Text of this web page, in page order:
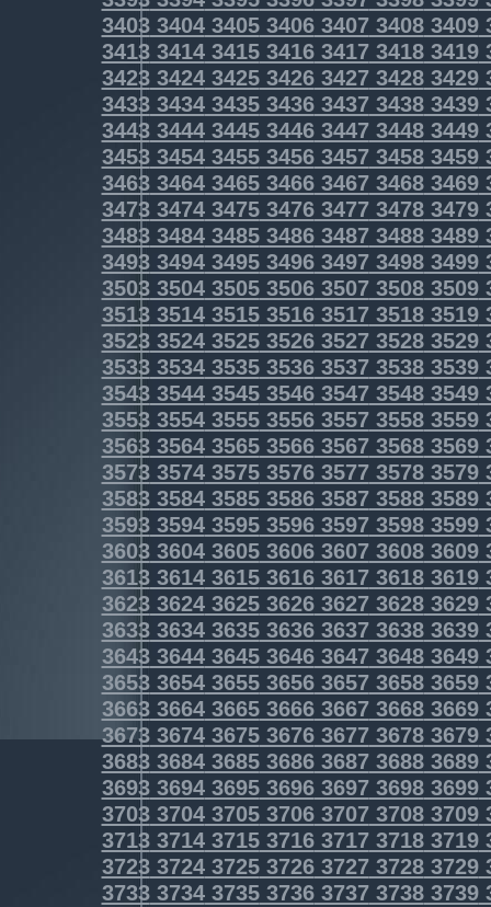
3403340434053406340734083409
3413341434153416341734183419
3423342434253426342734283429
3433343434353436343734383439
3443344434453446344734483449
3453345434553456345734583459
3463346434653466346734683469
3473347434753476347734783479
3483348434853486348734883489
3493349434953496349734983499
3503350435053506350735083509
3513351435153516351735183519
3523352435253526352735283529
3533353435353536353735383539
3543354435453546354735483549
3553355435553556355735583559
3563356435653566356735683569
3573357435753576357735783579
3583358435853586358735883589
3593359435953596359735983599
3603360436053606360736083609
3613361436153616361736183619
3623362436253626362736283629
3633363436353636363736383639
3643364436453646364736483649
3653365436553656365736583659
3663366436653666366736683669
3673367436753676367736783679
3683368436853686368736883689
3693369436953696369736983699
3703370437053706370737083709
3713371437153716371737183719
3723372437253726372737283729
3733373437353736373737383739